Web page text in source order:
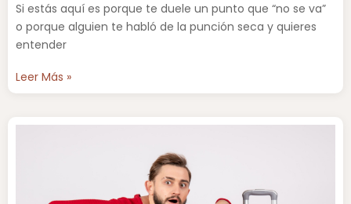
Si estás aquí es porque te duele un punto que “no se va”
o porque alguien te habló de la punción seca y quieres
entender
Leer Más »